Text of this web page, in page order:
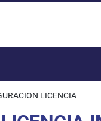
LICENCIA